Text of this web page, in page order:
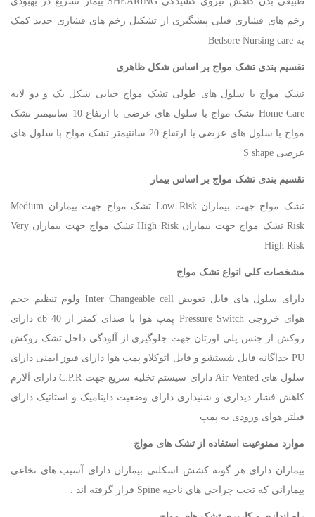
زخم های فشاری قبلی پیشگیری از تشکیل زخم های فشاری جدید کمک
به Bedsore Nursing care
تقسیم بندی تشک مواج بر اساس شکل ظاهری
تشک مواج با سلول های طولی تشک مواج حبابی شکل یک و دو لایه
Home Care تشک مواج با سلول های عرضی با ارتفاع 10 سانتیمتر تشک
مواج با سلول های عرضی با ارتفاع 20 سانتیمتر تشک مواج با سلول های
عرضی S shape
تقسیم بندی تشک مواج بر اساس بیمار
تشک مواج جهت بیماران Low Risk تشک مواج جهت بیماران Medium
Risk تشک مواج جهت بیماران High Risk تشک مواج جهت بیماران Very
High Risk
مشخصات کلی انواع تشک مواج
دارای سلول های قابل تعویض Inter Changeable cell ولوم تنظیم حجم
هوای خروجی Pressure Switch پمپ هوا با صدای کمتر از 40 db دارای
روکش از جنس پلی اورتان جهت جلوگیری از آلودگی داخل تشک روکش
PU جداگانه قابل شستشو و قابل اتوکلاو پمپ هوا دارای فیوز ایمنی دارای
سلول های Air Vented دارای سیستم تخلیه سریع جهت C.P.R دارای آلارم
کاهش فشار دیداری و شنیداری دارای وضعیت داینامیک و استاتیک دارای
فیلتر هوای ورودی به پمپ
موارد ممنوعیت استفاده از تشک های مواج
بیماران دارای هر گونه کشش اسکلتی بیماران دارای آسیب های نخاعی
بیمارانی که تحت جراحی های ناحیه Spine قرار گرفته اند .